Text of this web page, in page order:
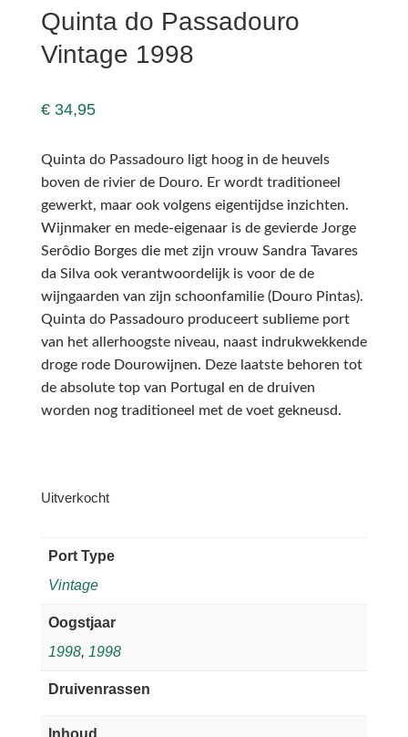
Quinta do Passadouro
Vintage 1998
€34,95
Quinta do Passadouro ligt hoog in de heuvels
boven de rivier de Douro. Er wordt traditioneel
gewerkt, maar ook volgens eigentijdse inzichten.
Wijnmaker en mede-eigenaar is de gevierde Jorge
Serôdio Borges die met zijn vrouw Sandra Tavares
da Silva ook verantwoordelijk is voor de de
wijngaarden van zijn schoonfamilie (Douro Pintas).
Quinta do Passadouro produceert sublieme port
van het allerhoogste niveau, naast indrukwekkende
droge rode Dourowijnen. Deze laatste behoren tot
de absolute top van Portugal en de druiven
worden nog traditioneel met de voet gekneusd.
Uitverkocht
Port Type
Vintage
Oogstjaar
1998, 1998
Druivenrassen